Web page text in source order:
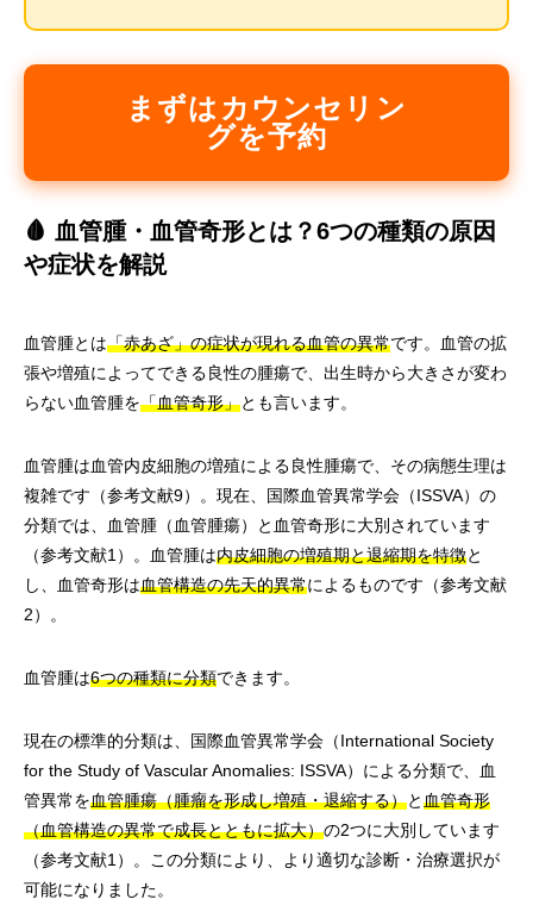
まずはカウンセリン
グを予約
🩸 血管腫・血管奇形とは？6つの種類の原因
や症状を解説
血管腫とは「赤あざ」の症状が現れる血管の異常です。血管の拡
張や増殖によってできる良性の腫瘍で、出生時から大きさが変わ
らない血管腫を「血管奇形」とも言います。
血管腫は血管内皮細胞の増殖による良性腫瘍で、その病態生理は
複雑です（参考文献9）。現在、国際血管異常学会（ISSVA）の
分類では、血管腫（血管腫瘍）と血管奇形に大別されています
（参考文献1）。血管腫は内皮細胞の増殖期と退縮期を特徴と
し、血管奇形は血管構造の先天的異常によるものです（参考文献
2）。
血管腫は6つの種類に分類できます。
現在の標準的分類は、国際血管異常学会（International Society
for the Study of Vascular Anomalies: ISSVA）による分類で、血
管異常を血管腫瘍（腫瘤を形成し増殖・退縮する）と血管奇形
（血管構造の異常で成長とともに拡大）の2つに大別しています
（参考文献1）。この分類により、より適切な診断・治療選択が
可能になりました。